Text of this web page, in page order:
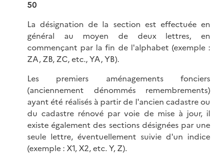
50
La désignation de la section est effectuée en
général au moyen de deux lettres, en
commençant par la fin de l'alphabet (exemple :
ZA, ZB, ZC, etc., YA, YB).
Les premiers aménagements fonciers
(anciennement dénommés remembrements)
ayant été réalisés à partir de l'ancien cadastre ou
du cadastre rénové par voie de mise à jour, il
existe également des sections désignées par une
seule lettre, éventuellement suivie d'un indice
(exemple : X1, X2, etc. Y, Z).